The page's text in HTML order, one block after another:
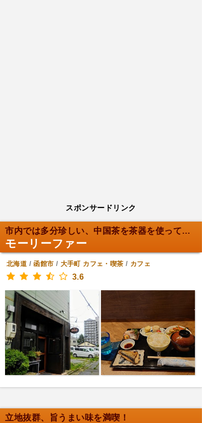
スポンサードリンク
市内では多分珍しい、中国茶を茶器を使って飲めるカフ...
モーリーファー
北海道 /函館市 / 大手町 カフェ・喫茶 / カフェ
3.6
立地抜群、旨うまい味を満喫！